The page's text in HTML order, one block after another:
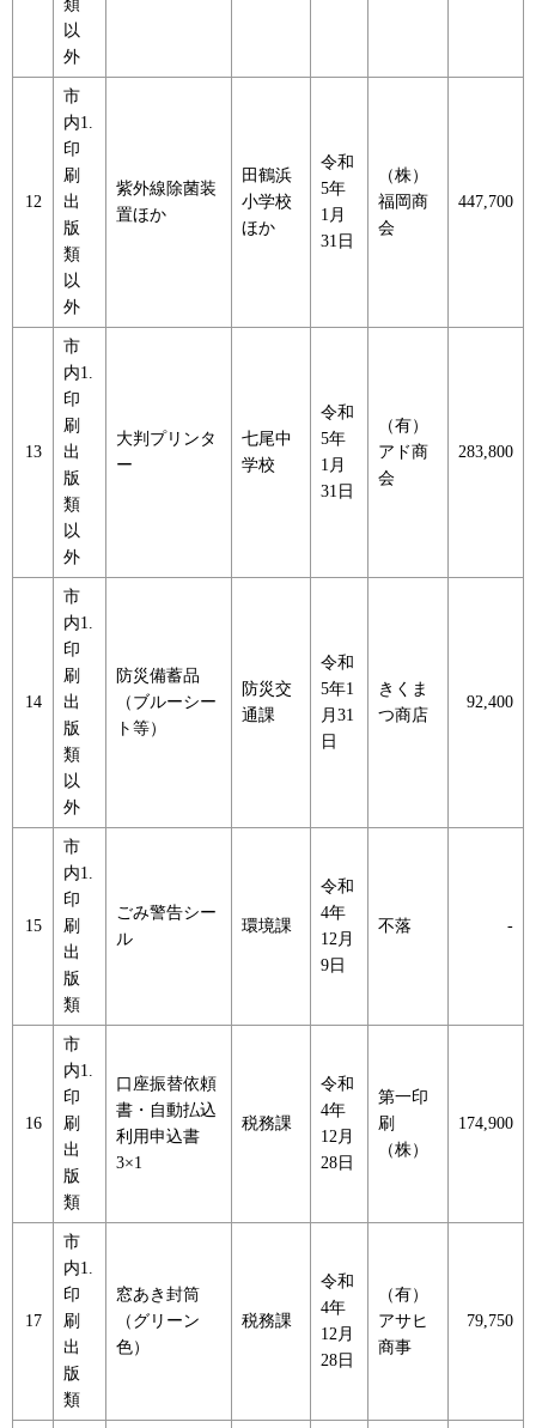
類
以
外
12
市
内1.
印
刷
出
版
類
以
外
紫外線除菌装
置ほか
田鶴浜
小学校
ほか
令和
5年
1月
31日
（株）
福岡商
会
447,700
13
市
内1.
印
刷
出
版
類
以
外
大判プリンタ
ー
七尾中
学校
令和
5年
1月
31日
（有）
アド商
会
283,800
14
市
内1.
印
刷
出
版
類
以
外
防災備蓄品
（ブルーシー
ト等）
防災交
通課
令和
5年1
月31
日
きくま
つ商店
92,400
15
市
内1.
印
刷
出
版
類
ごみ警告シー
ル
環境課
令和
4年
12月
9日
不落 -
16
市
内1.
印
刷
出
版
類
口座振替依頼
書・自動払込
利用申込書
3×1
税務課
令和
4年
12月
28日
第一印
刷
（株）
174,900
17
市
内1.
印
刷
出
版
類
窓あき封筒
（グリーン
色）
税務課
令和
4年
12月
28日
（有）
アサヒ
商事
79,750